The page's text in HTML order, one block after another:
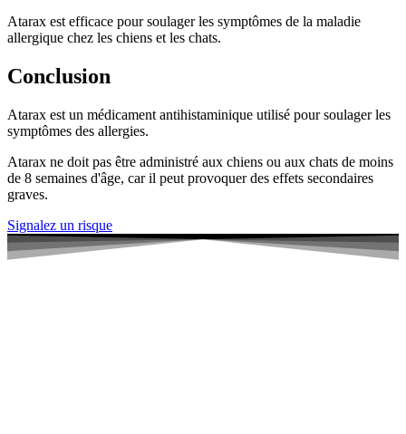
Atarax est efficace pour soulager les symptômes de la maladie
allergique chez les chiens et les chats.
Conclusion
Atarax est un médicament antihistaminique utilisé pour soulager les
symptômes des allergies.
Atarax ne doit pas être administré aux chiens ou aux chats de moins
de 8 semaines d'âge, car il peut provoquer des effets secondaires
graves.
Signalez un risque